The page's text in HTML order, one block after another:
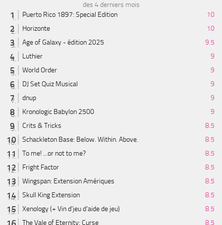
des 4 derniers mois
Puerto Rico 1897: Special Edition
10
Horizonte
10
Age of Galaxy - édition 2025
9.5
Luthier
9
World Order
9
DJ Set Quiz Musical
9
dnup
9
Kronologic Babylon 2500
9
Crits & Tricks
8.5
Schackleton Base: Below. Within. Above.
8.5
To me! ...or not to me?
8.5
Fright Factor
8.5
Wingspan: Extension Amériques
8.5
Skull King Extension
8.5
Xenology (+ Vin d'jeu d'aide de jeu)
8.5
The Vale of Eternity: Curse
8.5